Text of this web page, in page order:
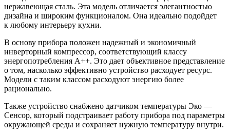
нержавеющая сталь. Эта модель отличается элегантностью
дизайна и широким функционалом. Она идеально подойдет
к любому интерьеру кухни.
В основу прибора положен надежный и экономичный
инверторный компрессор, соответствующий классу
энергопотребления А++. Это дает объективное представление
о том, насколько эффективно устройство расходует ресурс.
Модели с таким классом расходуют энергию более
рационально.
Также устройство снабжено датчиком температуры Эко —
Сенсор, который подстраивает работу прибора под параметры
окружающей среды и сохраняет нужную температуру внутри.